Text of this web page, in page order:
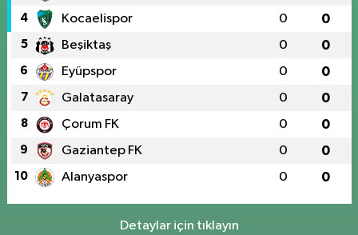
4 Kocaelispor 0 0
5 Beşiktaş 0 0
6 Eyüpspor 0 0
7 Galatasaray 0 0
8 Çorum FK 0 0
9 Gaziantep FK 0 0
10 Alanyaspor 0 0
Detaylar için tıklayın